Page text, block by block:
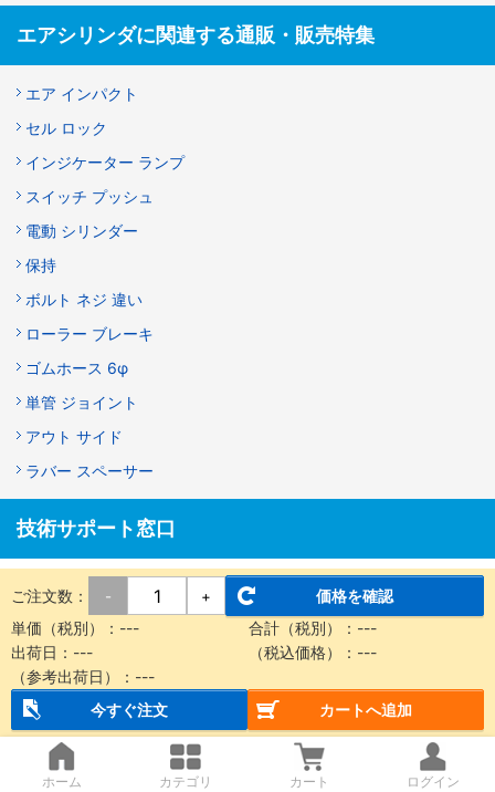
エアシリンダに関連する通販・販売特集
エア インパクト
セル ロック
インジケーター ランプ
スイッチ プッシュ
電動 シリンダー
保持
ボルト ネジ 違い
ローラー ブレーキ
ゴムホース 6φ
単管 ジョイント
アウト サイド
ラバー スペーサー
技術サポート窓口
メカニカル部品技術窓口
商品の仕様・技術のお問い合わせ
Webお問い合わせフォーム
営業時間：9:00～18:00（土曜日・日曜日・祝日は除く）
※お問い合わせフォームは24時間受付しております。
ご注文数： - +
価格を確認
単価（税別）： --- 合計（税別）： ---
出荷日： --- （税込価格）： ---
（参考出荷日）： ---
今すぐ注文
カートへ追加
ホーム カテゴリ カート ログイン